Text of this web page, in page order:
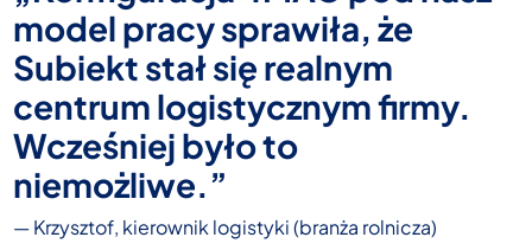
model pracy sprawiła, że
Subiekt stał się realnym
centrum logistycznym firmy.
Wcześniej było to
niemożliwe.”
— Krzysztof, kierownik logistyki (branża rolnicza)